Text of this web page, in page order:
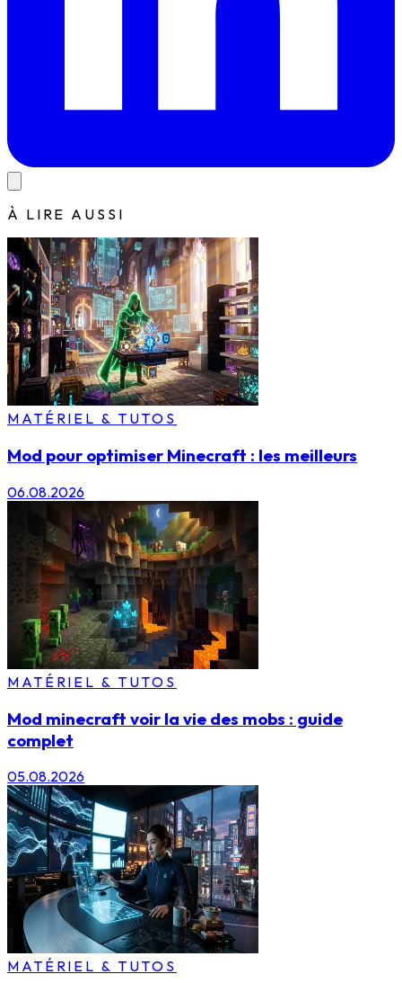
À LIRE AUSSI
MATÉRIEL & TUTOS
Mod pour optimiser Minecraft : les meilleurs
06.08.2026
MATÉRIEL & TUTOS
Mod minecraft voir la vie des mobs : guide
complet
05.08.2026
MATÉRIEL & TUTOS